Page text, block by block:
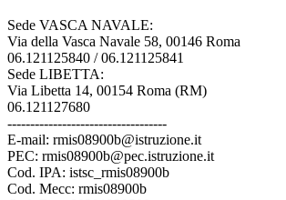
Sede VASCA NAVALE:
Via della Vasca Navale 58, 00146 Roma
06.121125840 / 06.121125841
Sede LIBETTA:
Via Libetta 14, 00154 Roma (RM)
06.121127680
-----------------------------------
E-mail: rmis08900b@istruzione.it
PEC: rmis08900b@pec.istruzione.it
Cod. IPA: istsc_rmis08900b
Cod. Mecc: rmis08900b